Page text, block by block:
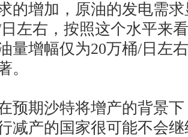
的增加，原油的发电需
左右，按照这个水平来
量增幅仅为20万桶/日左
。
期沙特将增产的背景下
减产的国家很可能不会